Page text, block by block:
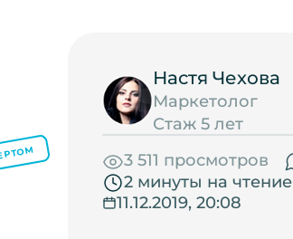
Настя Чехова
Маркетолог
Стаж 5 лет
3 511 просмотров
2 минуты на чтение
11.12.2019, 20:08